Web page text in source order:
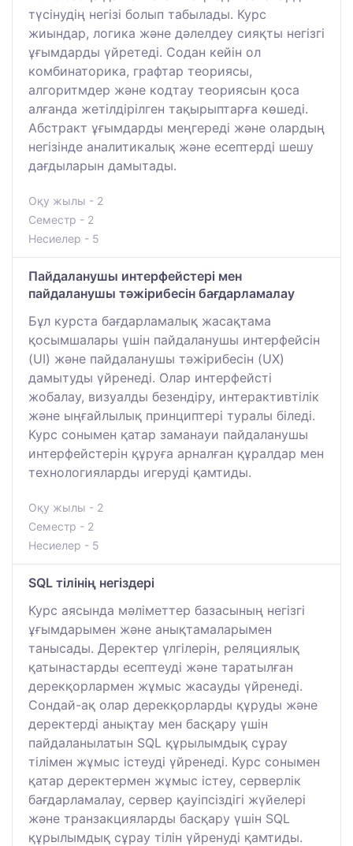
түсінудің негізі болып табылады. Курс
жиындар, логика және дәлелдеу сияқты негізгі
ұғымдарды үйретеді. Содан кейін ол
комбинаторика, графтар теориясы,
алгоритмдер және кодтау теориясын қоса
алғанда жетілдірілген тақырыптарға көшеді.
Абстракт ұғымдарды меңгереді және олардың
негізінде аналитикалық және есептерді шешу
дағдыларын дамытады.
Оқу жылы - 2
Семестр - 2
Несиелер - 5
Пайдаланушы интерфейстері мен
пайдаланушы тәжірибесін бағдарламалау
Бұл курста бағдарламалық жасақтама
қосымшалары үшін пайдаланушы интерфейсін
(UI) және пайдаланушы тәжірибесін (UX)
дамытуды үйренеді. Олар интерфейсті
жобалау, визуалды безендіру, интерактивтілік
және ыңғайлылық принциптері туралы біледі.
Курс сонымен қатар заманауи пайдаланушы
интерфейстерін құруға арналған құралдар мен
технологияларды игеруді қамтиды.
Оқу жылы - 2
Семестр - 2
Несиелер - 5
SQL тілінің негіздері
Курс аясында мәліметтер базасының негізгі
ұғымдарымен және анықтамаларымен
танысады. Деректер үлгілерін, реляциялық
қатынастарды есептеуді және таратылған
дерекқорлармен жұмыс жасауды үйренеді.
Сондай-ақ олар дерекқорларды құруды және
деректерді анықтау мен басқару үшін
пайдаланылатын SQL құрылымдық сұрау
тілімен жұмыс істеуді үйренеді. Курс сонымен
қатар деректермен жұмыс істеу, серверлік
бағдарламалау, сервер қауіпсіздігі жүйелері
және транзакцияларды басқару үшін SQL
құрылымдық сұрау тілін үйренуді қамтиды.